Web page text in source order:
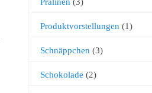
Pralinen (3)
Produktvorstellungen (1)
Schnäppchen (3)
Schokolade (2)